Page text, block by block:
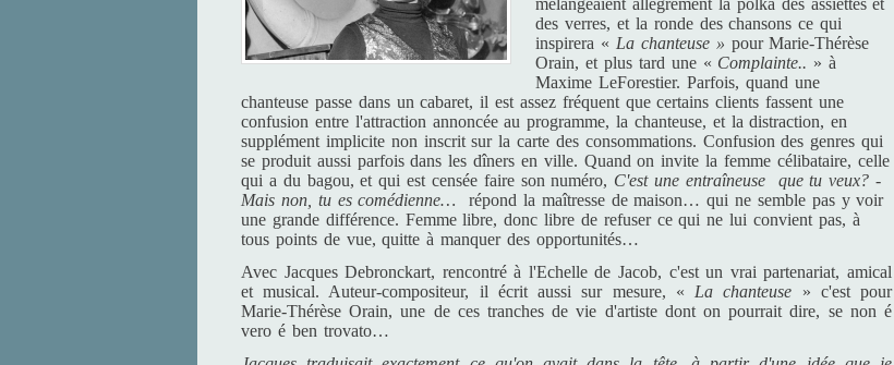
mélangeaient allègrement la polka des assiettes et
des verres, et la ronde des chansons ce qui
inspirera « La chanteuse » pour Marie-Thérèse
Orain, et plus tard une « Complainte.. » à
Maxime LeForestier. Parfois, quand une
chanteuse passe dans un cabaret, il est assez fréquent que certains clients fassent une
confusion entre l'attraction annoncée au programme, la chanteuse, et la distraction, en
supplément implicite non inscrit sur la carte des consommations. Confusion des genres qui
se produit aussi parfois dans les dîners en ville. Quand on invite la femme célibataire, celle
qui a du bagou, et qui est censée faire son numéro, C'est une entraîneuse que tu veux? -
Mais non, tu es comédienne…
répond la maîtresse de maison… qui ne semble pas y voir
une grande différence. Femme libre, donc libre de refuser ce qui ne lui convient pas, à
tous points de vue, quitte à manquer des opportunités…
Avec Jacques Debronckart, rencontré à l'Echelle de Jacob, c'est un vrai partenariat, amical
et musical. Auteur-compositeur, il écrit aussi sur mesure, « La chanteuse » c'est pour
Marie-Thérèse Orain, une de ces tranches de vie d'artiste dont on pourrait dire, se non é
vero é ben trovato…